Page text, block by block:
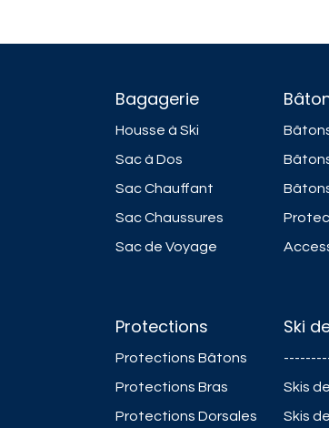
Protections
Protections Bâtons
Protections Bras
Protections Dorsales
Ski
Skis
Skis
Bagagerie
Housse à Ski
Sac à Dos
Sac Chauffant
Sac Chaussures
Sac de Voyage